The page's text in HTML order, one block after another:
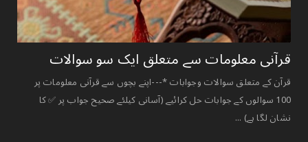
قرآنی ‏معلومات ‏سے ‏متعلق ‏ایک ‏سو ‏سوالات ‏
قرآن کے متعلق سوالات وجوابات *---اپنے بچوں سے قرآنی معلومات پر
100 سوالوں کے جوابات حل کرائیے (آسانی کیلئے صحیح جواب پر ✅ کا
نشان لگا ہے) ...